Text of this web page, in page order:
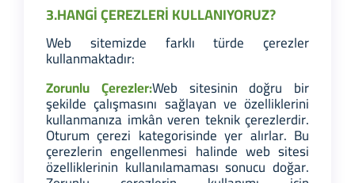
3.HANGİ ÇEREZLERİ KULLANIYORUZ?
Web sitemizde farklı türde çerezler
kullanmaktadır:
Zorunlu Çerezler:Web sitesinin doğru bir
şekilde çalışmasını sağlayan ve özelliklerini
kullanmanıza imkân veren teknik çerezlerdir.
Oturum çerezi kategorisinde yer alırlar. Bu
çerezlerin engellenmesi halinde web sitesi
özelliklerinin kullanılamaması sonucu doğar.